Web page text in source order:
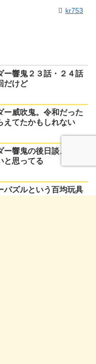
kr753
ー響鬼２３話・２４話
だけど
ー威吹鬼。令和だった
えてたかもしれない
ー響鬼の後日談、結構
と思ってる
パズルという百均玩具